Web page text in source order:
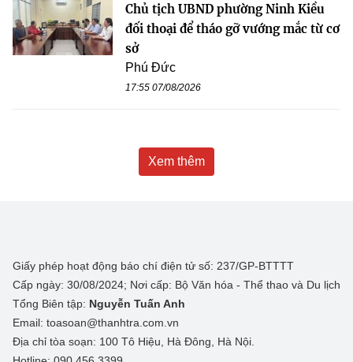
Chủ tịch UBND phường Ninh Kiều
đối thoại để tháo gỡ vướng mắc từ cơ
sở
Phú Đức
17:55 07/08/2026
Xem thêm
Giấy phép hoạt động báo chí điện tử số: 237/GP-BTTTT
Cấp ngày: 30/08/2024; Nơi cấp: Bộ Văn hóa - Thể thao và Du lịch
Tổng Biên tập: Nguyễn Tuấn Anh
Email: toasoan@thanhtra.com.vn
Địa chỉ tòa soạn: 100 Tô Hiệu, Hà Đông, Hà Nội.